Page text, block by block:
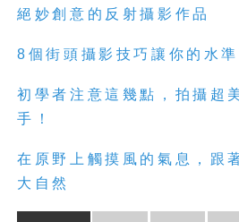
絕妙創意的反射攝影作品
8個街頭攝影技巧讓你的水
初學者注意這幾點，拍攝超
手！
在原野上觸摸風的氣息，跟
大自然